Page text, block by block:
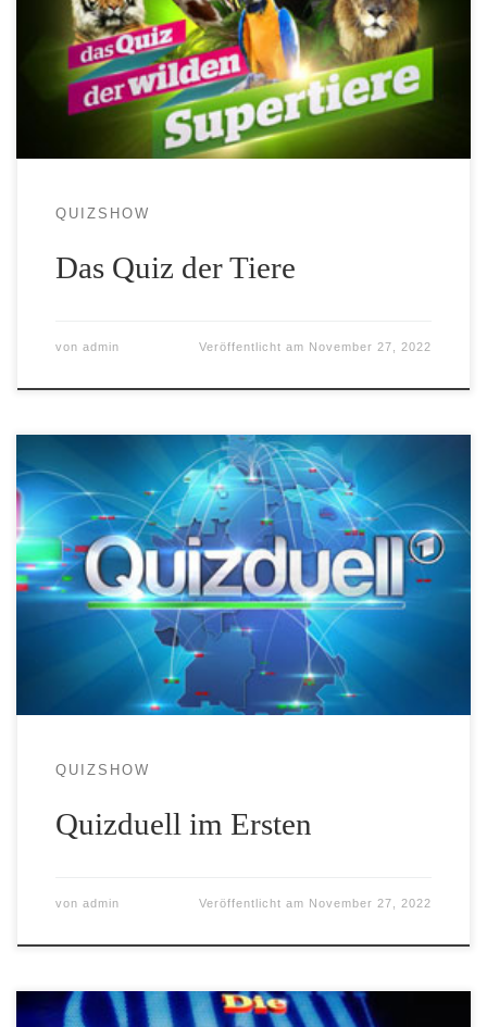
QUIZSHOW
Das Quiz der Tiere
von admin Veröffentlicht am November 27, 2022
QUIZSHOW
Quizduell im Ersten
von admin Veröffentlicht am November 27, 2022